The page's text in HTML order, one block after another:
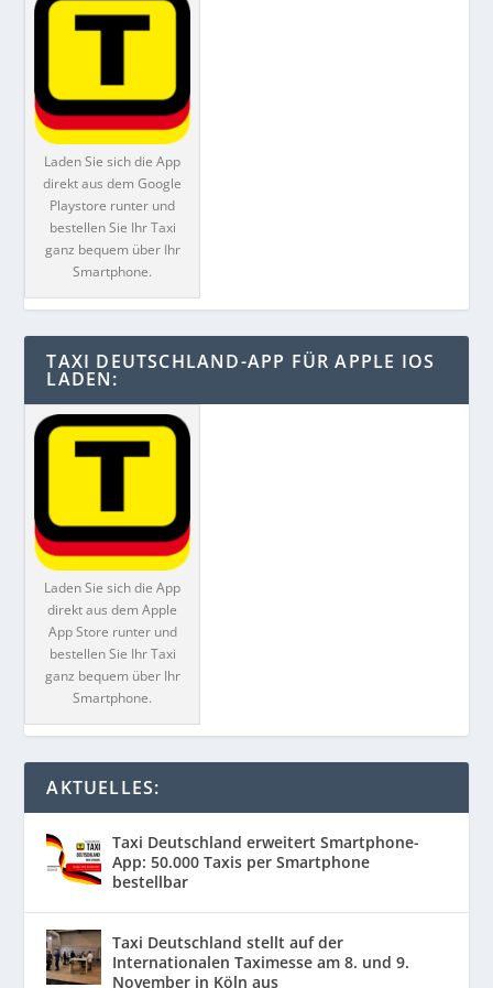
Laden Sie sich die App
direkt aus dem Google
Playstore runter und
bestellen Sie Ihr Taxi
ganz bequem über Ihr
Smartphone.
TAXI DEUTSCHLAND-APP FÜR APPLE IOS
LADEN:
Laden Sie sich die App
direkt aus dem Apple
App Store runter und
bestellen Sie Ihr Taxi
ganz bequem über Ihr
Smartphone.
AKTUELLES:
Taxi Deutschland erweitert Smartphone-
App: 50.000 Taxis per Smartphone
bestellbar
Taxi Deutschland stellt auf der
Internationalen Taximesse am 8. und 9.
November in Köln aus